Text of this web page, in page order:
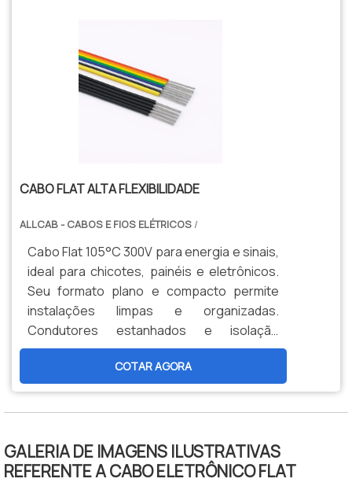
CABO FLAT ALTA FLEXIBILIDADE
ALLCAB - CABOS E FIOS ELÉTRICOS /
Cabo Flat 105°C 300V para energia e sinais,
ideal para chicotes, painéis e eletrônicos.
Seu formato plano e compacto permite
instalações limpas e organizadas.
Condutores estanhados e isolação
termorresistente garantem confiabilidade
e alta durabilidade.COTAR AGORA
GALERIA DE IMAGENS ILUSTRATIVAS
REFERENTE A CABO ELETRÔNICO FLAT